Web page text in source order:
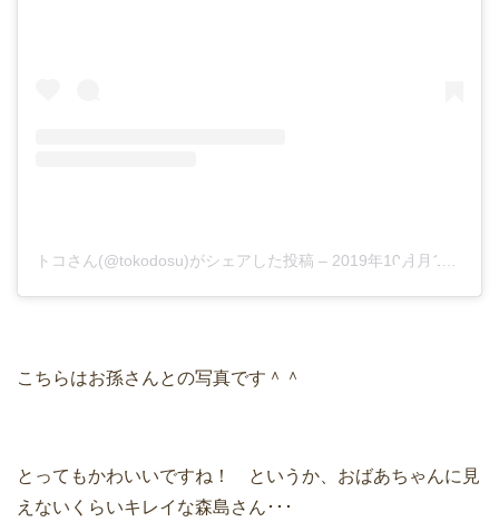
トコさん(@tokodosu)がシェアした投稿 – 2019年10月月16日午前3時14分PDT
こちらはお孫さんとの写真です＾＾
とってもかわいいですね！ というか、おばあちゃんに見
えないくらいキレイな森島さん･･･